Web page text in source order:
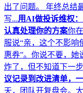
出了问题。 年终总结
写...用AI做投诉维权
认真处理你的方案你
服说“亲，这个不影响
惠券”。你说不要，她
炸了，但不知道下一
议记录到改进清单，
天，团队开复盘会。